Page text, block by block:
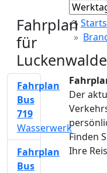
Fahrplan
für
Luckenwalde
Der
Finden
Ihre
Fahrplan
Bus
719
Wasserwerk
Fahrplan
Bus